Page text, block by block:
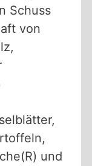
Schuss
von
und